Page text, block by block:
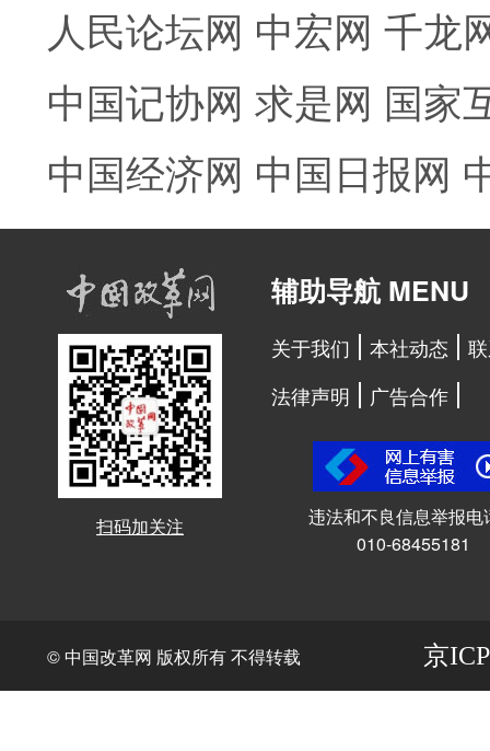
人民论坛网 中宏网 千龙
中国记协网 求是网 国家
中国经济网 中国日报网
扫码加关注
辅助导航 MENU
关于我们 本社动态
法律声明
广告合作
违法和不良信息举报电
010-68455181
© 中国改革网 版权所有 不得转载 京